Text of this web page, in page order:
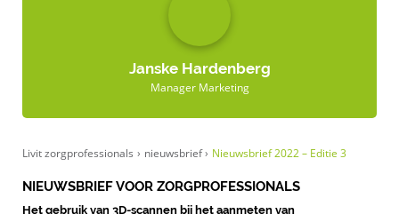
Livit zorgprofessionals › nieuwsbrief › Nieuwsbrief 2022 – Editie 3
NIEUWSBRIEF VOOR ZORGPROFESSIONALS
Het gebruik van 3D-scannen bij het aanmeten van
Janske Hardenberg
Manager Marketing